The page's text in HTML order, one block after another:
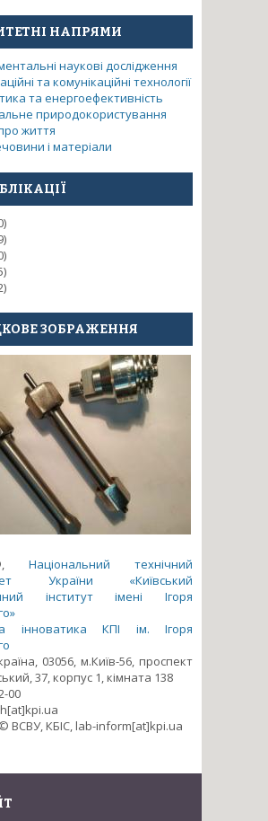
заліза, зміцнених
вуглецевими нанотрубками
та елементами втілення, за
умов екстремальних
енергетичних впливів
НАПРЯМИ
наукові дослідження
та комунікаційні технології
та енергоефективність
природокористування
життя
і матеріали
ЗОБРАЖЕННЯ
Національний технічний
України «Київський
інститут імені Ігоря
інноватика КПІ ім. Ігоря
03056, м.Київ-56, проспект
37, корпус 1, кімната 138
00
ВСВУ, КБІС, lab-inform[at]kpi.ua